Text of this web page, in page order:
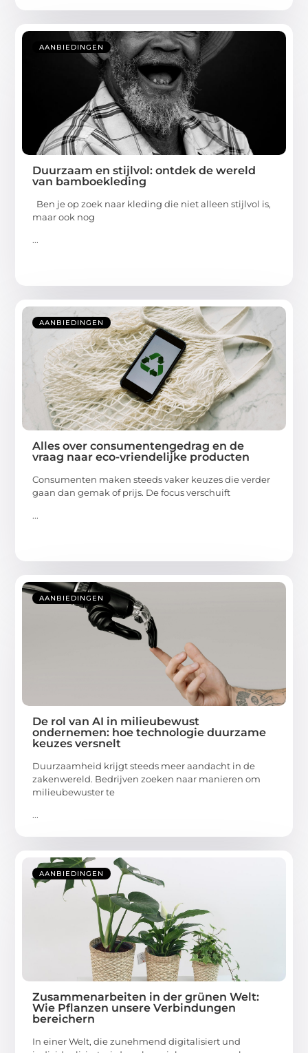
AANBIEDINGEN
Duurzaam en stijlvol: ontdek de wereld
van bamboekleding
Ben je op zoek naar kleding die niet alleen stijlvol is,
maar ook nog
...
AANBIEDINGEN
Alles over consumentengedrag en de
vraag naar eco-vriendelijke producten
Consumenten maken steeds vaker keuzes die verder
gaan dan gemak of prijs. De focus verschuift
...
AANBIEDINGEN
De rol van AI in milieubewust
ondernemen: hoe technologie duurzame
keuzes versnelt
Duurzaamheid krijgt steeds meer aandacht in de
zakenwereld. Bedrijven zoeken naar manieren om
milieubewuster te
...
AANBIEDINGEN
Zusammenarbeiten in der grünen Welt:
Wie Pflanzen unsere Verbindungen
bereichern
In einer Welt, die zunehmend digitalisiert und